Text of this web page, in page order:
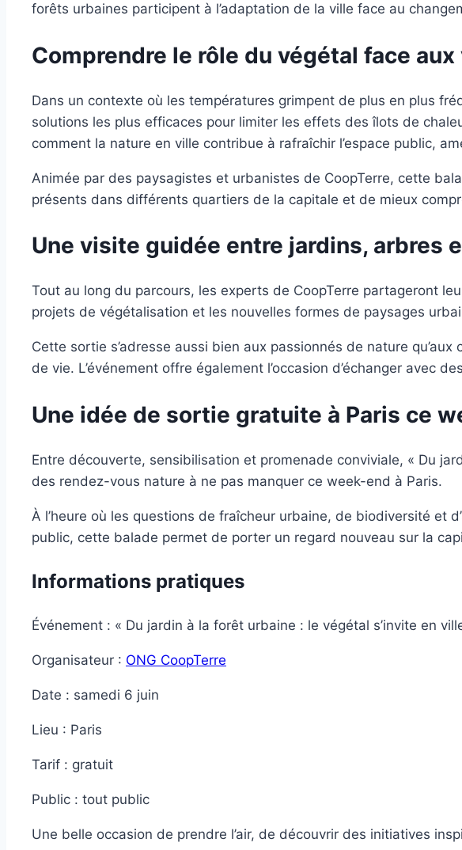
forêts urbaines participent à l’adaptation de la ville face au
Comprendre le rôle du végétal face
Dans un contexte où les températures grimpent de plus en plus
solutions les plus efficaces pour limiter les effets des îlots de
comment la nature en ville contribue à rafraîchir l’espace public,
Animée par des paysagistes et urbanistes de CoopTerre, cette
présents dans différents quartiers de la capitale et de mieux
Une visite guidée entre jardins, arbres
Tout au long du parcours, les experts de CoopTerre partageront
projets de végétalisation et les nouvelles formes de paysages
Cette sortie s’adresse aussi bien aux passionnés de nature
de vie. L’événement offre également l’occasion d’échanger avec
Une idée de sortie gratuite à Paris ce
Entre découverte, sensibilisation et promenade conviviale, « Du
des rendez-vous nature à ne pas manquer ce week-end à Paris.
À l’heure où les questions de fraîcheur urbaine, de biodiversité et
public, cette balade permet de porter un regard nouveau sur la
Informations pratiques
Événement : « Du jardin à la forêt urbaine : le végétal s’invite en
Organisateur : ONG CoopTerre
Date : samedi 6 juin
Lieu : Paris
Tarif : gratuit
Public : tout public
Une belle occasion de prendre l’air, de découvrir des initiatives